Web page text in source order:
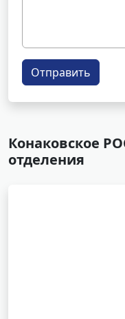
Отправить
Конаковское
отделения